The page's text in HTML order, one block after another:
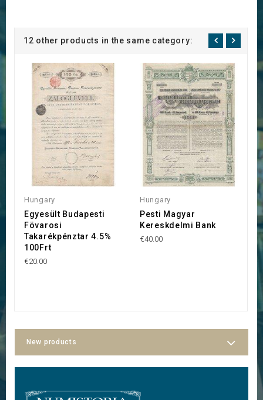
12 other products in the same category:
Hungary
Egyesült Budapesti
Fövarosi
Takarékpénztar 4.5%
100Frt
€20.00
Hungary
Pesti Magyar
Kereskdelmi Bank
€40.00
New products